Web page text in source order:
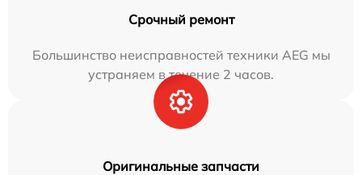
Срочный ремонт
Большинство неисправностей техники AEG мы
устраняем в течение 2 часов.
Оригинальные запчасти